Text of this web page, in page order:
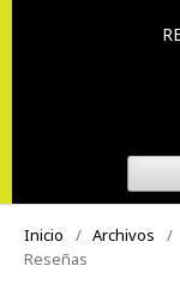
Inicio / Archivos /
Reseñas